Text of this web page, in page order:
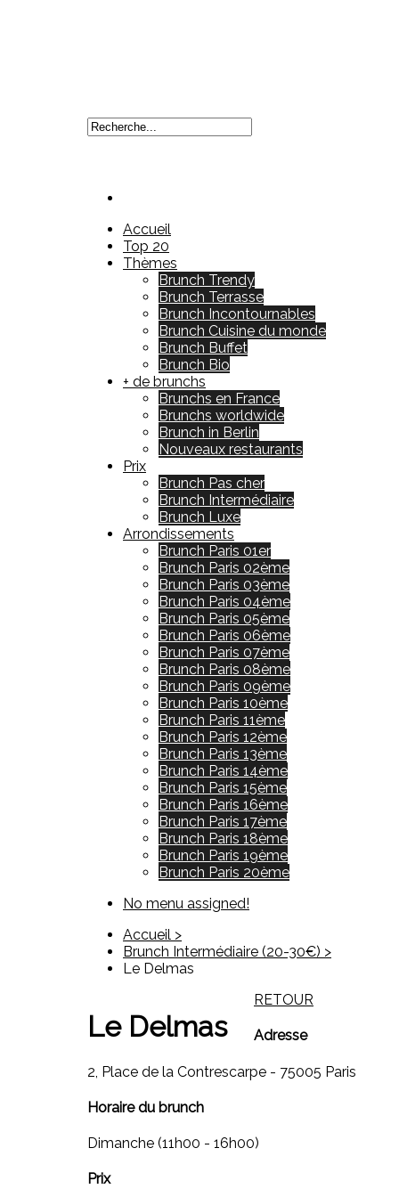
Accueil
Top 20
Thèmes
Brunch Trendy
Brunch Terrasse
Brunch Incontournables
Brunch Cuisine du monde
Brunch Buffet
Brunch Bio
+ de brunchs
Brunchs en France
Brunchs worldwide
Brunch in Berlin
Nouveaux restaurants
Prix
Brunch Pas cher
Brunch Intermédiaire
Brunch Luxe
Arrondissements
Brunch Paris 01er
Brunch Paris 02ème
Brunch Paris 03ème
Brunch Paris 04ème
Brunch Paris 05ème
Brunch Paris 06ème
Brunch Paris 07ème
Brunch Paris 08ème
Brunch Paris 09ème
Brunch Paris 10ème
Brunch Paris 11ème
Brunch Paris 12ème
Brunch Paris 13ème
Brunch Paris 14ème
Brunch Paris 15ème
Brunch Paris 16ème
Brunch Paris 17ème
Brunch Paris 18ème
Brunch Paris 19ème
Brunch Paris 20ème
No menu assigned!
Accueil >
Brunch Intermédiaire (20-30€) >
Le Delmas
Le Delmas
RETOUR
Adresse
2, Place de la Contrescarpe - 75005 Paris
Horaire du brunch
Dimanche (11h00 - 16h00)
Prix